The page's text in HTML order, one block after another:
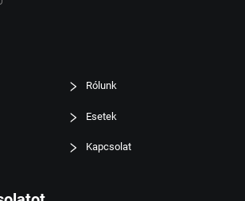
Rólunk
Esetek
Kapcsolat